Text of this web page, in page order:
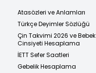
Atasözleri ve Anlamları
Türkçe Deyimler Sözlüğü
Çin Takvimi 2026 ve Bebek
Cinsiyeti Hesaplama
İETT Sefer Saatleri
Gebelik Hesaplama